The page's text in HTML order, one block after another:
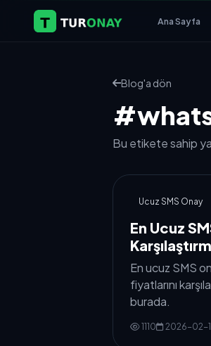
Ana Sayfa
Blog'a dön
Bu etikete sahip
Ucuz SMS Onay
En Ucuz
En ucuz SMS
fiyatlarını
burada.
1110 2026-02-